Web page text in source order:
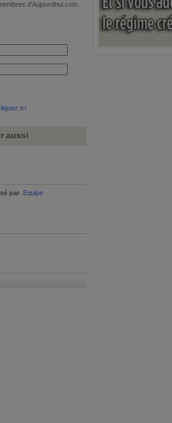
d'Aujourdhui.com.
ici
aussi
par Equipe